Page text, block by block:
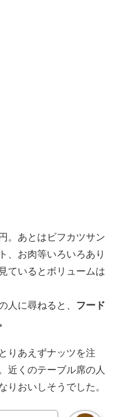
。あとはビフカツサン
、お肉等いろいろあり
ているとボリュームは
人に尋ねると、 フード
りあえずナッツを注
近くのテーブル席の人
りおいしそうでした。